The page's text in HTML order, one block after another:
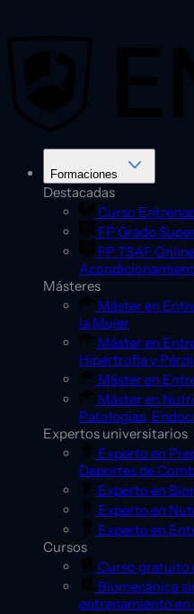
Formaciones
Destacadas
Curso
FP Grado
FP TSAF
Másteres
Máster en
la Mujer
Máster en
Hipertrofia y
Máster en
Máster en
Patologías,
Expertos universitarios
Experto en
Deportes de
Experto en
Experto en
Experto en
Cursos
Curso gratuito
Biomecánica
entrenamiento en